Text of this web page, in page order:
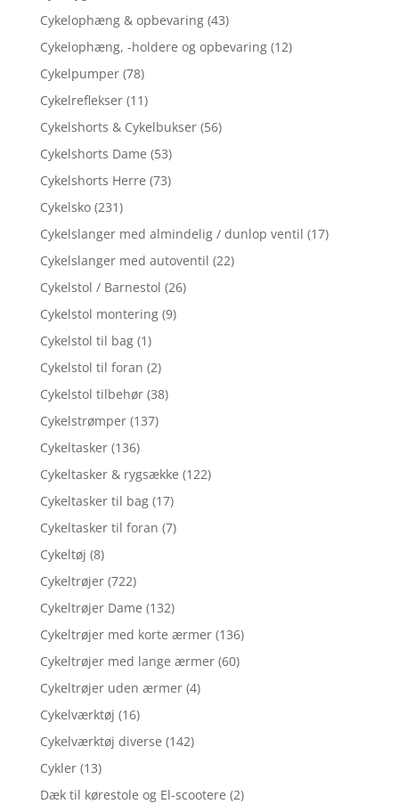
Cykelophæng & opbevaring (43)
Cykelophæng, -holdere og opbevaring (12)
Cykelpumper (78)
Cykelreflekser (11)
Cykelshorts & Cykelbukser (56)
Cykelshorts Dame (53)
Cykelshorts Herre (73)
Cykelsko (231)
Cykelslanger med almindelig / dunlop ventil (17)
Cykelslanger med autoventil (22)
Cykelstol / Barnestol (26)
Cykelstol montering (9)
Cykelstol til bag (1)
Cykelstol til foran (2)
Cykelstol tilbehør (38)
Cykelstrømper (137)
Cykeltasker (136)
Cykeltasker & rygsække (122)
Cykeltasker til bag (17)
Cykeltasker til foran (7)
Cykeltøj (8)
Cykeltrøjer (722)
Cykeltrøjer Dame (132)
Cykeltrøjer med korte ærmer (136)
Cykeltrøjer med lange ærmer (60)
Cykeltrøjer uden ærmer (4)
Cykelværktøj (16)
Cykelværktøj diverse (142)
Cykler (13)
Dæk til kørestole og El-scootere (2)